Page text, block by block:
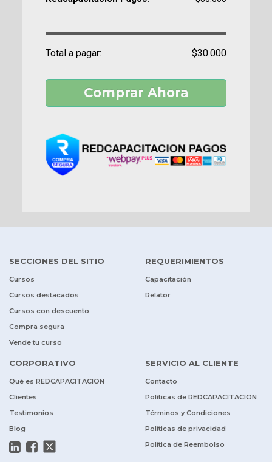
Total a pagar: $30.000
Comprar Ahora
SECCIONES DEL SITIO
Cursos
Cursos destacados
Cursos con descuento
Compra segura
Vende tu curso
REQUERIMIENTOS
Capacitación
Relator
CORPORATIVO
Qué es REDCAPACITACION
Clientes
Testimonios
Blog
SERVICIO AL CLIENTE
Contacto
Políticas de REDCAPACITACION
Términos y Condiciones
Políticas de privacidad
Política de Reembolso